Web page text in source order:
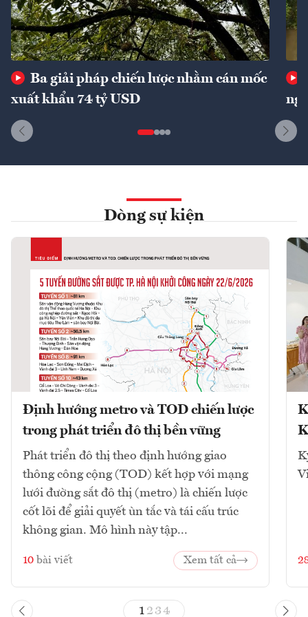
Ba giải pháp chiến lược nhằm cán mốc
xuất khẩu 74 tỷ USD
Dòng sự kiện
Định hướng metro và TOD chiến lược
trong phát triển đô thị bền vững
Phát triển đô thị theo định hướng giao
thông công cộng (TOD) kết hợp với mạng
lưới đường sắt đô thị (metro) là chiến lược
cốt lõi để giải quyết ùn tắc và tái cấu trúc
không gian. Mô hình này tập...
10 bài viết Xem tất cả
1 23 4